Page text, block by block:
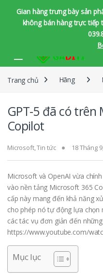
Gian hàng trưng bày sản
không bán hàng trực tiếp
Trang chủ Hãng
GPT-5 đã có
Copilot
Microsoft,Tin tức 18 Tháng
Microsoft và OpenAI vừa
vào nền tảng Microsoft 365
cấp này mang đến khả năng
cho phép nó tự động lựa
các tác vụ đơn giản đến
https://www.youtube.com/
Mục lục